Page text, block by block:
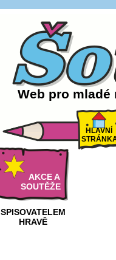
Web pro
HLAVNÍ
AKCE A
SOUTĚŽE
SPISOVATELEM
HRAVĚ